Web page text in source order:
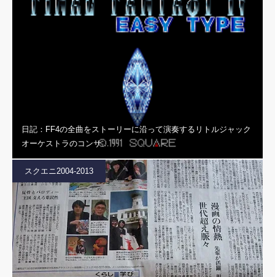
日記：FF4の全曲をストーリーに沿って演奏するリトルジャック
オーケストラのコンサ…
スクエニ2004-2013